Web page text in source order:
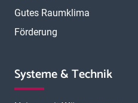
Gutes Raumklima
Förderung
Systeme & Technik